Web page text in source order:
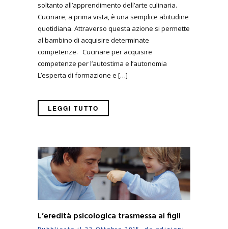
soltanto all’apprendimento dell’arte culinaria.
Cucinare, a prima vista, è una semplice abitudine
quotidiana. Attraverso questa azione si permette
al bambino di acquisire determinate
competenze. Cucinare per acquisire
competenze per l’autostima e l’autonomia
L’esperta di formazione e […]
LEGGI TUTTO
L’eredità psicologica trasmessa ai figli